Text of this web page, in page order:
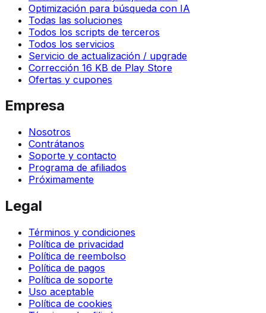
Optimización para búsqueda con IA
Todas las soluciones
Todos los scripts de terceros
Todos los servicios
Servicio de actualización / upgrade
Corrección 16 KB de Play Store
Ofertas y cupones
Empresa
Nosotros
Contrátanos
Soporte y contacto
Programa de afiliados
Próximamente
Legal
Términos y condiciones
Política de privacidad
Política de reembolso
Política de pagos
Política de soporte
Uso aceptable
Política de cookies